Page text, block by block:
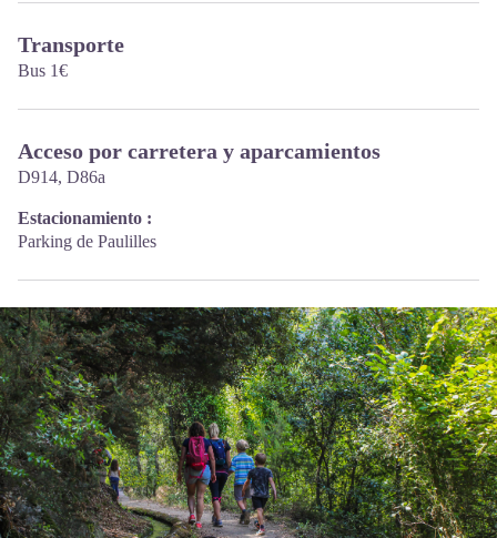
Transporte
Bus 1€
Acceso por carretera y aparcamientos
D914, D86a
Estacionamiento :
Parking de Paulilles